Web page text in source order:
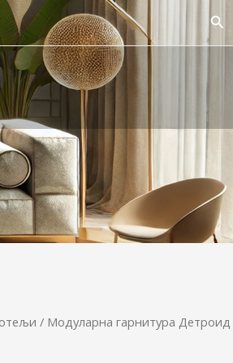
/ Модуларна гарнитура
Price